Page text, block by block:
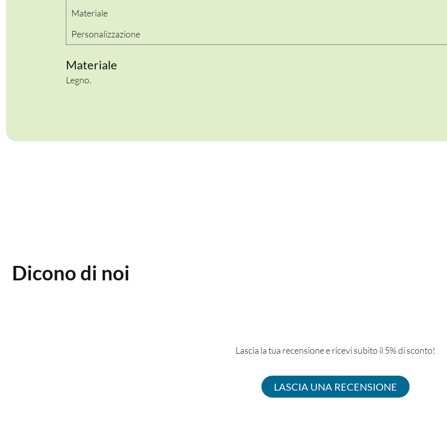
PER LA TAVOLA
FINGER E GELATO
Materiale
Personalizzazione
Materiale
Legno.
Dicono di noi
Lascia la tua recensione e ricevi subito il 5% di sconto!
LASCIA UNA RECENSIONE